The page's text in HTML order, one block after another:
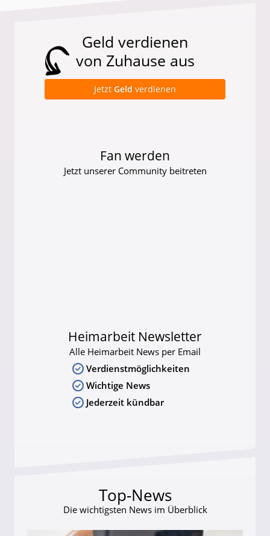
Geld verdienen
von Zuhause aus
Jetzt Geld verdienen
Fan werden
Jetzt unserer Community beitreten
Heimarbeit Newsletter
Alle Heimarbeit News per Email
Verdienstmöglichkeiten
Wichtige News
Jederzeit kündbar
Top-News
Die wichtigsten News im Überblick